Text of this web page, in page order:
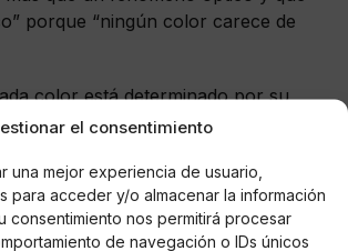
el consentimiento
una mejor experiencia de usuario,
para acceder y/o almacenar la información
consentimiento nos permitirá procesar
de navegación o IDs únicos
porque “ningún color carece de
color está determinado por su
por la conexión de significados en
diferente que el de una
y, sobre todo, en este caso, donde
por fin sin que les haga falta